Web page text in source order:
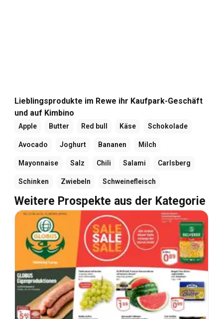
Lieblingsprodukte im Rewe ihr Kaufpark-Geschäft
und auf Kimbino
Apple Butter Red bull Käse Schokolade
Avocado Joghurt Bananen Milch
Mayonnaise Salz Chili Salami Carlsberg
Schinken Zwiebeln Schweinefleisch
Weitere Prospekte aus der Kategorie